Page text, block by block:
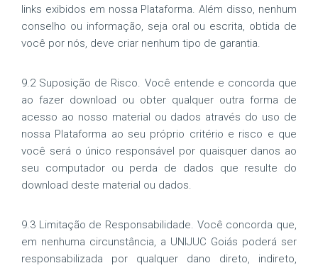
links exibidos em nossa Plataforma. Além disso, nenhum
conselho ou informação, seja oral ou escrita, obtida de
você por nós, deve criar nenhum tipo de garantia.
9.2 Suposição de Risco. Você entende e concorda que
ao fazer download ou obter qualquer outra forma de
acesso ao nosso material ou dados através do uso de
nossa Plataforma ao seu próprio critério e risco e que
você será o único responsável por quaisquer danos ao
seu computador ou perda de dados que resulte do
download deste material ou dados.
9.3 Limitação de Responsabilidade. Você concorda que,
em nenhuma circunstância, a UNIJUC Goiás poderá ser
responsabilizada por qualquer dano direto, indireto,